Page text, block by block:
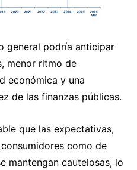
general podría anticipar
menor ritmo de
económica y una
de las finanzas públicas.
que las expectativas,
como de
mantengan cautelosas, lo